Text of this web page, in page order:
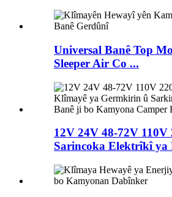
Universal Banê Top
Sleeper Air Co ...
12V 24V 48-72V 110V
Sarincoka Elektrîkî ya